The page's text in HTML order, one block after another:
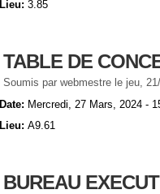
Lieu: 3.85
TABLE DE
Soumis par webmestre le jeu,
Date: Mercredi, 27 Mars, 2024 -
Lieu: A9.61
BUREAU